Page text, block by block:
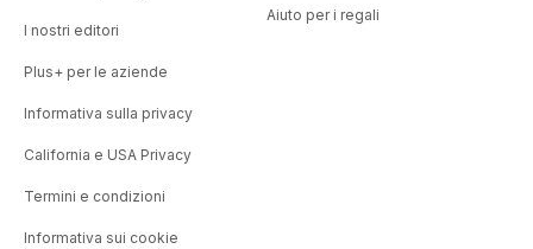
I nostri editori
Plus+ per le aziende
Informativa sulla privacy
California e USA Privacy
Termini e condizioni
Informativa sui cookie
Aiuto per i regali